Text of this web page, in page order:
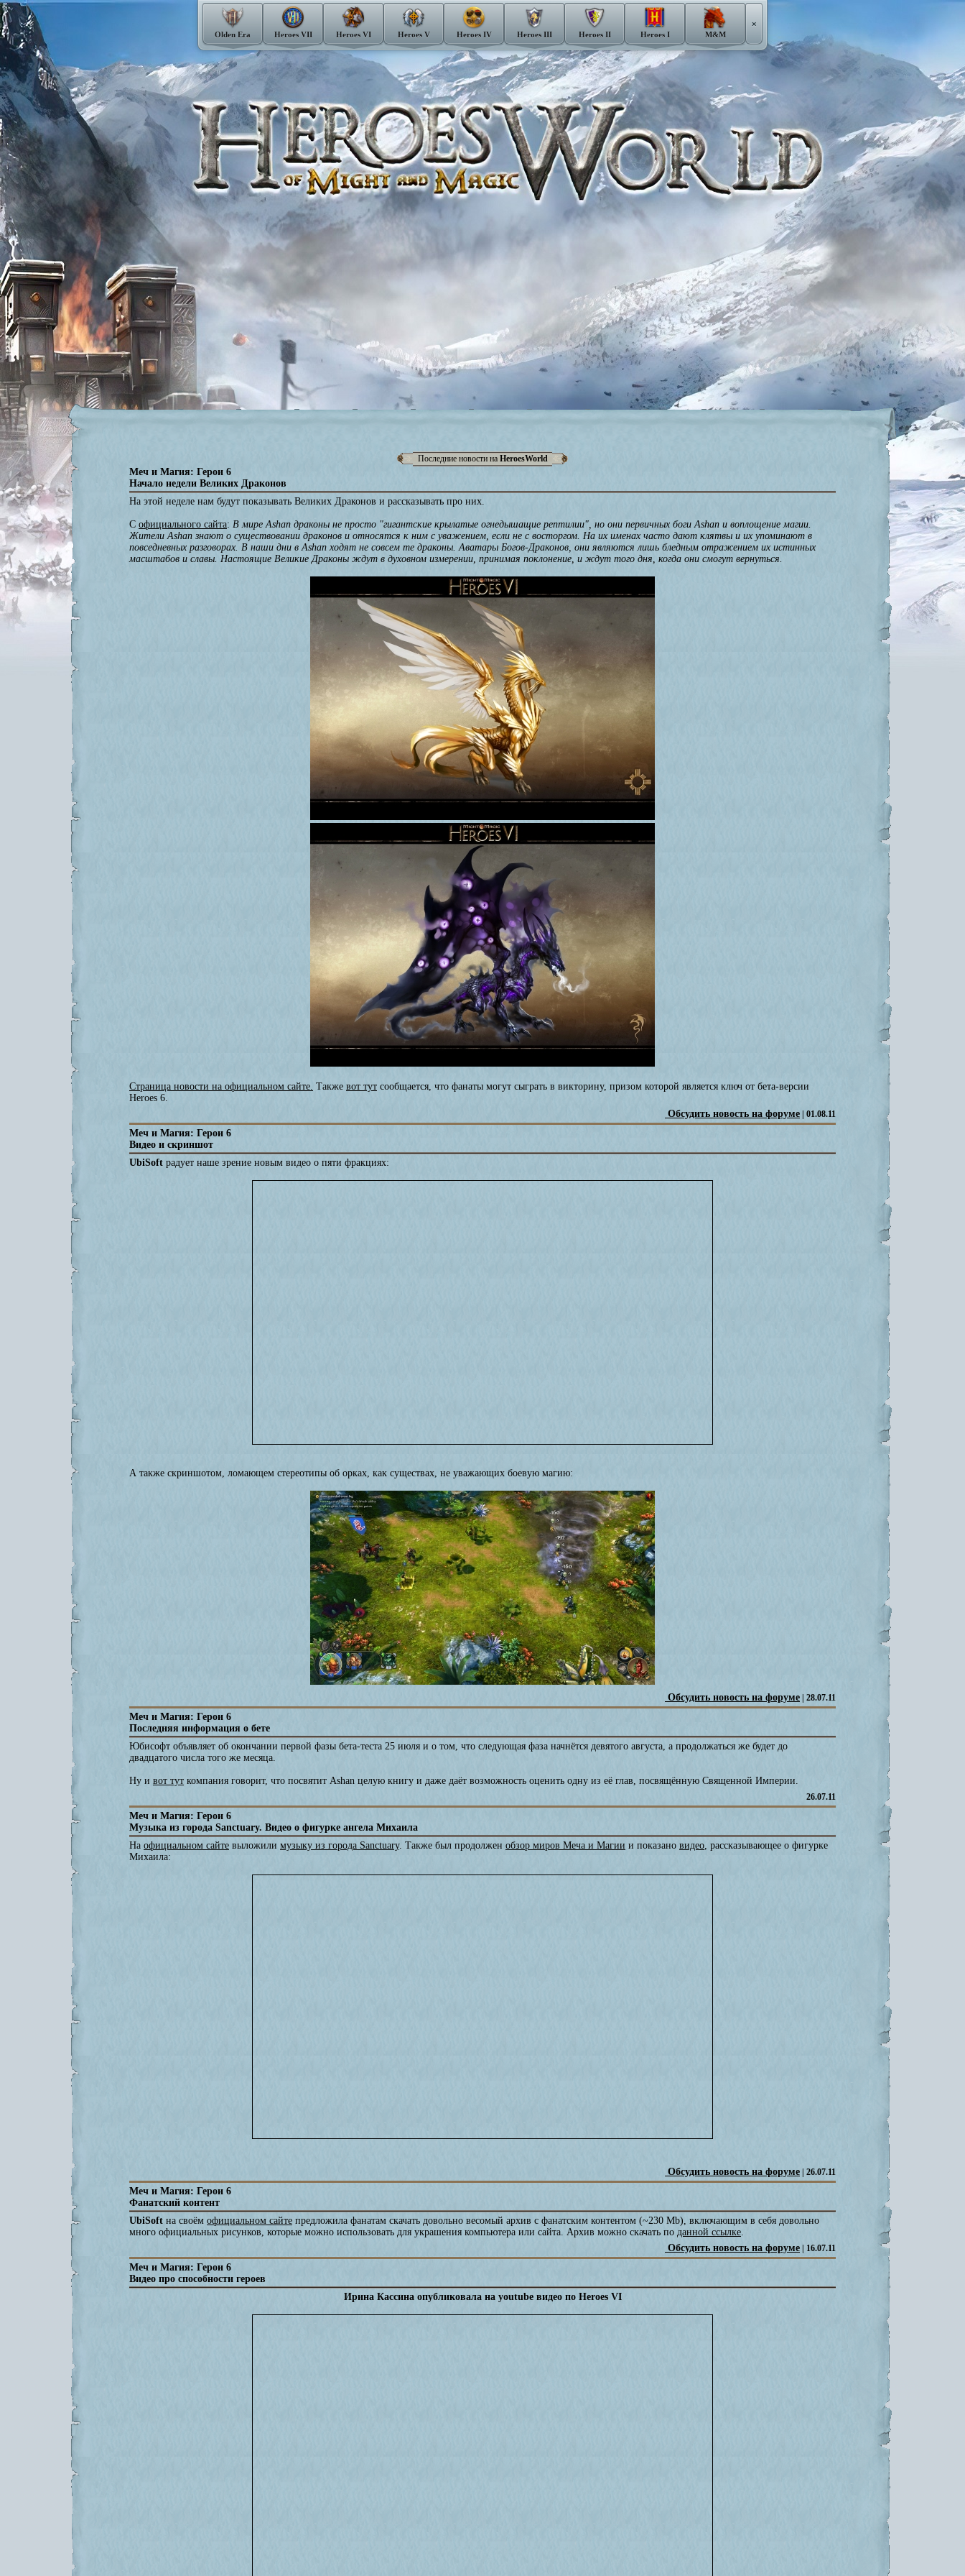
Olden Era Heroes VII Heroes VI Heroes V Heroes IV Heroes III Heroes II Heroes I M&M
×
Последние новости на HeroesWorld
Меч и Магия: Герои 6
Начало недели Великих Драконов
На этой неделе нам будут показывать Великих Драконов и рассказывать про них.
С официального сайта: В мире Ashan драконы не просто "гигантские крылатые огнедышащие рептилии", но они первичных боги Ashan и воплощение магии.
Жители Ashan знают о существовании драконов и относятся к ним с уважением, если не с восторгом. На их именах часто дают клятвы и их упоминают в
повседневных разговорах. В наши дни в Ashan ходят не совсем те драконы. Аватары Богов-Драконов, они являются лишь бледным отражением их истинных
масштабов и славы. Настоящие Великие Драконы ждут в духовном измерении, принимая поклонение, и ждут того дня, когда они смогут вернуться.
Страница новости на официальном сайте. Также вот тут сообщается, что фанаты могут сыграть в викторину, призом которой является ключ от бета-версии
Heroes 6.
Обсудить новость на форуме | 01.08.11
Меч и Магия: Герои 6
Видео и скриншот
UbiSoft радует наше зрение новым видео о пяти фракциях:
А также скриншотом, ломающем стереотипы об орках, как существах, не уважающих боевую магию:
Обсудить новость на форуме | 28.07.11
Меч и Магия: Герои 6
Последняя информация о бете
Юбисофт объявляет об окончании первой фазы бета-теста 25 июля и о том, что следующая фаза начнётся девятого августа, а продолжаться же будет до
двадцатого числа того же месяца.
Ну и вот тут компания говорит, что посвятит Ashan целую книгу и даже даёт возможность оценить одну из её глав, посвящённую Священной Империи.
26.07.11
Меч и Магия: Герои 6
Музыка из города Sanctuary. Видео о фигурке ангела Михаила
На официальном сайте выложили музыку из города Sanctuary. Также был продолжен обзор миров Меча и Магии и показано видео, рассказывающее о фигурке
Михаила:
Обсудить новость на форуме | 26.07.11
Меч и Магия: Герои 6
Фанатский контент
UbiSoft на своём официальном сайте предложила фанатам скачать довольно весомый архив с фанатским контентом (~230 Mb), включающим в себя довольно
много официальных рисунков, которые можно использовать для украшения компьютера или сайта. Архив можно скачать по данной ссылке.
Обсудить новость на форуме | 16.07.11
Меч и Магия: Герои 6
Видео про способности героев
Ирина Кассина опубликовала на youtube видео по Heroes VI